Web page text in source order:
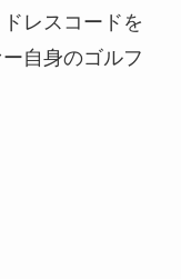
レスコードを
自身のゴルフ